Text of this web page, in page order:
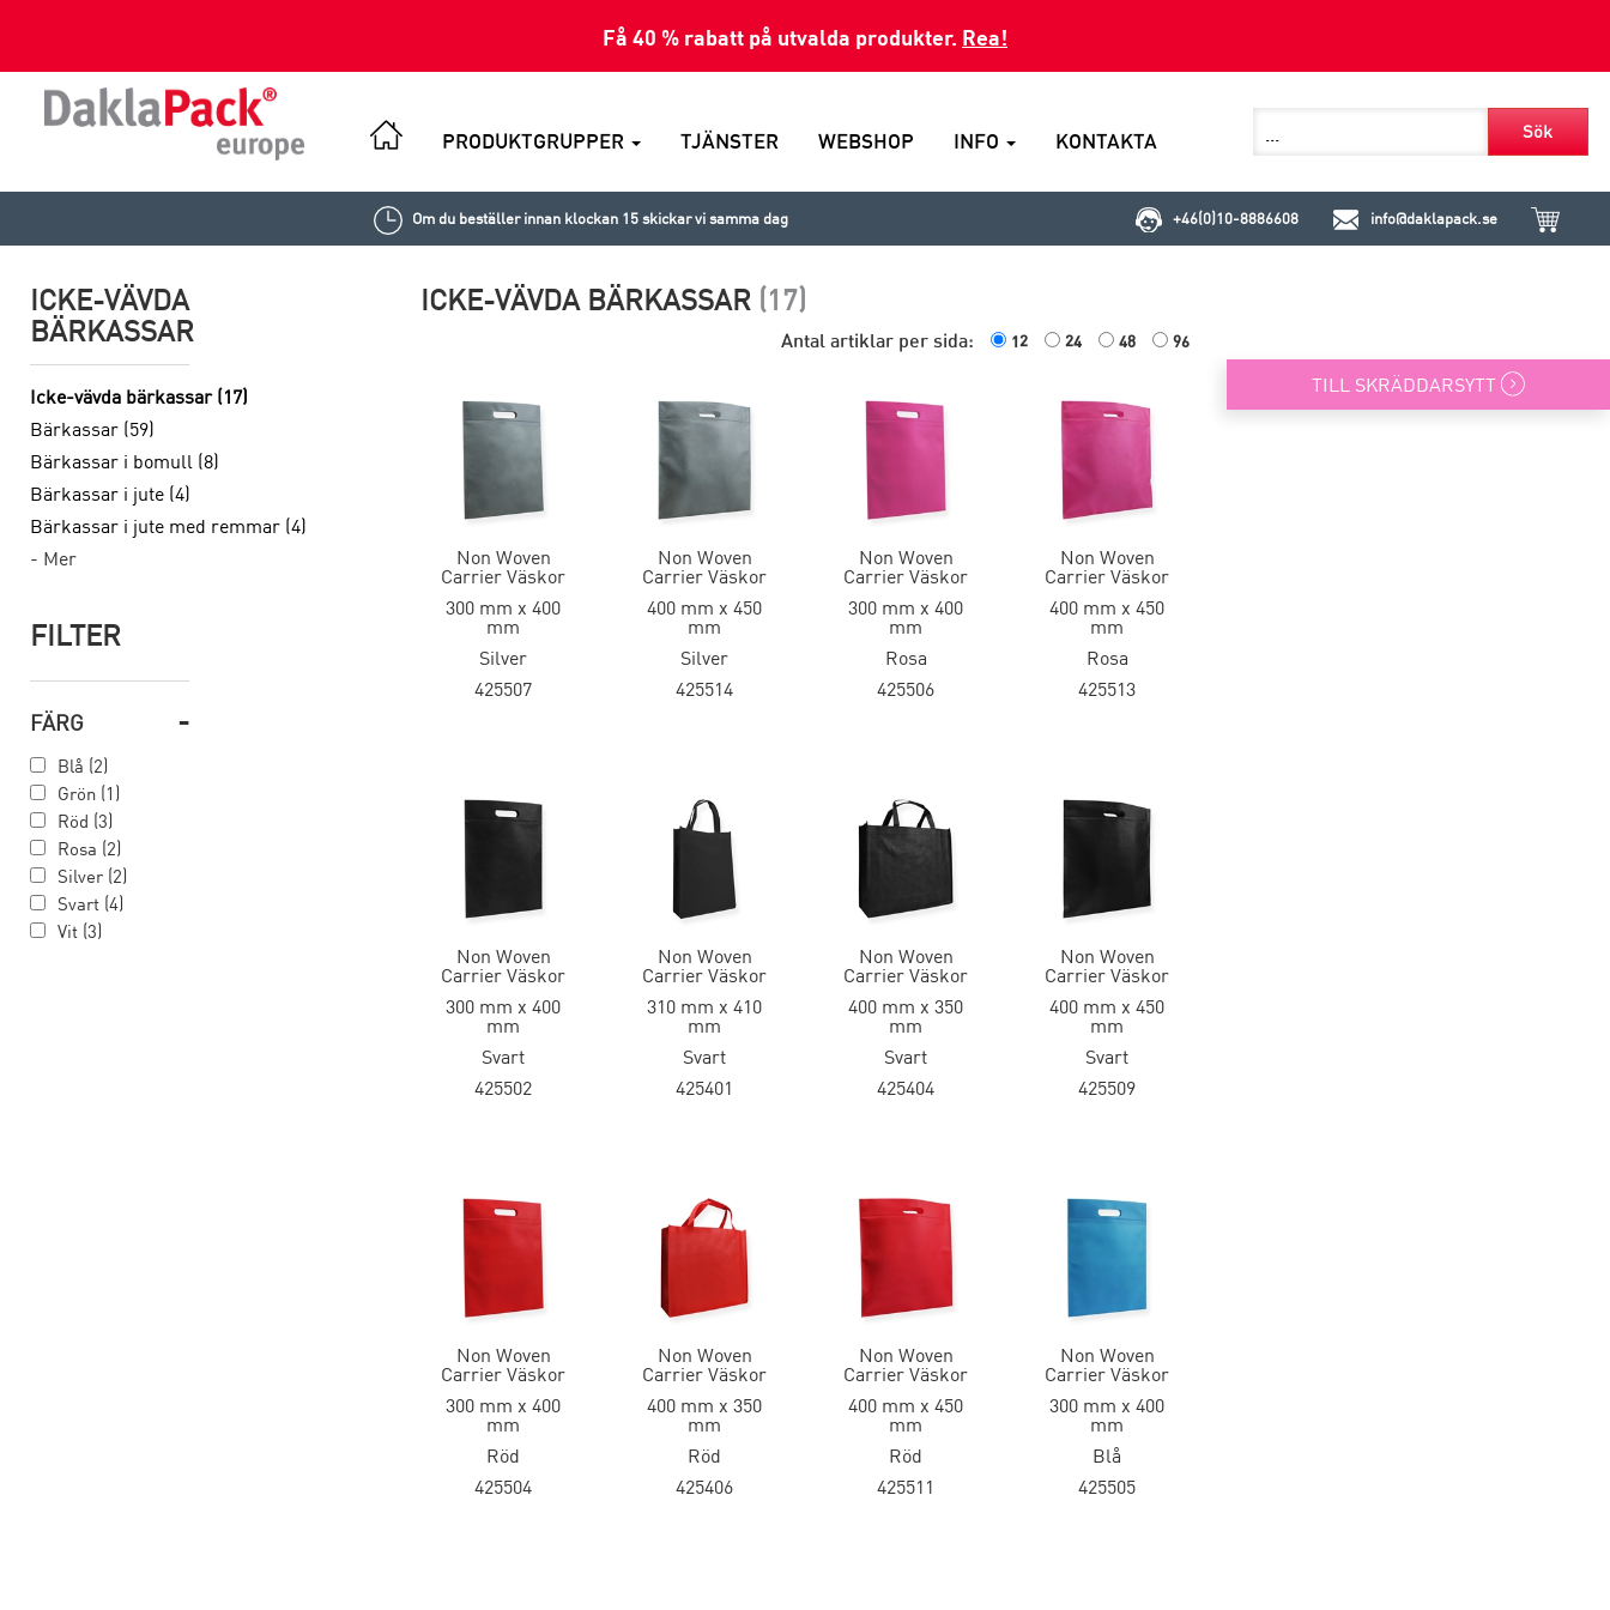
Få 40 % rabatt på utvalda produkter. Rea!
PRODUKTGRUPPER TJÄNSTER WEBSHOP INFO KONTAKTA Sök
Om du beställer innan klockan 15 skickar vi samma dag +46(0)10-8886608 info@daklapack.se
TILL SKRÄDDARSYTT
ICKE-VÄVDA
BÄRKASSAR
Icke-vävda bärkassar (17)
Bärkassar (59)
Bärkassar i bomull (8)
Bärkassar i jute (4)
Bärkassar i jute med remmar (4)
- Mer
FILTER
FÄRG -
Blå (2)
Grön (1)
Röd (3)
Rosa (2)
Silver (2)
Svart (4)
Vit (3)
ICKE-VÄVDA BÄRKASSAR (17)
Antal artiklar per sida: 12 24 48 96
Non Woven
Carrier Väskor
300 mm x 400
mm
Silver
425507
Non Woven
Carrier Väskor
400 mm x 450
mm
Silver
425514
Non Woven
Carrier Väskor
300 mm x 400
mm
Rosa
425506
Non Woven
Carrier Väskor
400 mm x 450
mm
Rosa
425513
Non Woven
Carrier Väskor
300 mm x 400
mm
Svart
425502
Non Woven
Carrier Väskor
310 mm x 410
mm
Svart
425401
Non Woven
Carrier Väskor
400 mm x 350
mm
Svart
425404
Non Woven
Carrier Väskor
400 mm x 450
mm
Svart
425509
Non Woven
Carrier Väskor
300 mm x 400
mm
Röd
425504
Non Woven
Carrier Väskor
400 mm x 350
mm
Röd
425406
Non Woven
Carrier Väskor
400 mm x 450
mm
Röd
425511
Non Woven
Carrier Väskor
300 mm x 400
mm
Blå
425505